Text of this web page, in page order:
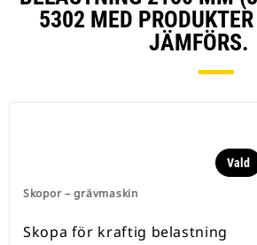
5302 MED
JÄMFÖRS.
Skopor – grävmaskin
Vald
Skopa för kraftig belastning